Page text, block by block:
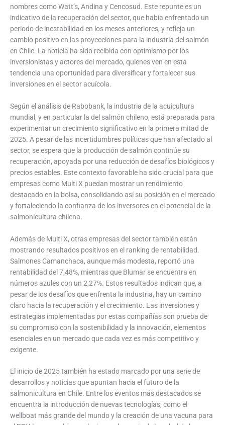
nombres como Watt’s, Andina y Cencosud. Este repunte es un
indicativo de la recuperación del sector, que había enfrentado un
periodo de inestabilidad en los meses anteriores, y refleja un
cambio positivo en las proyecciones para la industria del salmón
en Chile. La noticia ha sido recibida con optimismo por los
inversionistas y actores del mercado, quienes ven en esta
tendencia una oportunidad para diversificar y fortalecer sus
inversiones en el sector acuícola.
Según el análisis de Rabobank, la industria de la acuicultura
mundial, y en particular la del salmón chileno, está preparada para
experimentar un crecimiento significativo en la primera mitad de
2025. A pesar de las incertidumbres políticas que han afectado al
sector, se espera que la producción de salmón continúe su
recuperación, apoyada por una reducción de desafíos biológicos y
precios estables. Este contexto favorable ha sido crucial para que
empresas como Multi X puedan mostrar un rendimiento
destacado en la bolsa, consolidando así su posición en el mercado
y fortaleciendo la confianza de los inversores en el potencial de la
salmonicultura chilena.
Además de Multi X, otras empresas del sector también están
mostrando resultados positivos en el ranking de rentabilidad.
Salmones Camanchaca, aunque más modesta, reportó una
rentabilidad del 7,48%, mientras que Blumar se encuentra en
números azules con un 2,27%. Estos resultados indican que, a
pesar de los desafíos que enfrenta la industria, hay un camino
claro hacia la recuperación y el crecimiento. Las inversiones y
estrategias implementadas por estas compañías son prueba de
su compromiso con la sostenibilidad y la innovación, elementos
esenciales en un mercado que cada vez es más competitivo y
exigente.
El inicio de 2025 también ha estado marcado por una serie de
desarrollos y noticias que apuntan hacia el futuro de la
salmonicultura en Chile. Entre los eventos más destacados se
encuentra la introducción de nuevas tecnologías, como el
wellboat más grande del mundo y la creación de una vacuna para